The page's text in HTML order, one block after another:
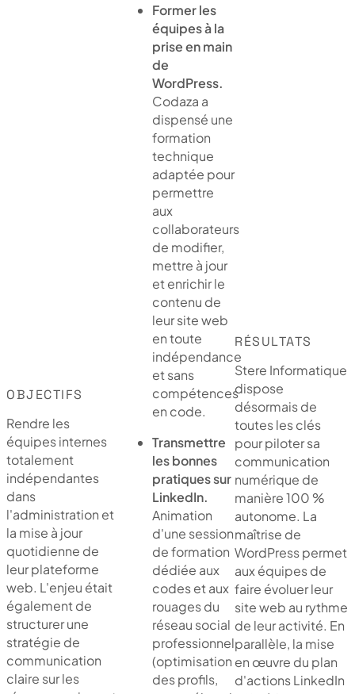
OBJECTIFS
Rendre les
équipes internes
totalement
indépendantes
dans
l'administration et
la mise à jour
quotidienne de
leur plateforme
web. L'enjeu était
également de
structurer une
stratégie de
communication
claire sur les
Former les
équipes à la
prise en main
de
WordPress.
Codaza a
dispensé une
formation
technique
adaptée pour
permettre
aux
collaborateurs
de modifier,
mettre à jour
et enrichir le
contenu de
leur site web
en toute
indépendance
et sans
compétences
en code.
Transmettre
les bonnes
pratiques sur
LinkedIn.
Animation
d'une session
de formation
dédiée aux
codes et aux
rouages du
réseau social
professionnel
(optimisation
des profils,
RÉSULTATS
Stere Informatique
dispose
désormais de
toutes les clés
pour piloter sa
communication
numérique de
manière 100 %
autonome. La
maîtrise de
WordPress permet
aux équipes de
faire évoluer leur
site web au rythme
de leur activité. En
parallèle, la mise
en œuvre du plan
d'actions LinkedIn